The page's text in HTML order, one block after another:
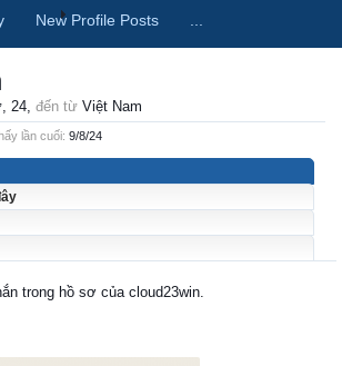
viên cloud23win
24, đến từ Việt Nam
lần cuối: 9/8/24
trong hồ sơ của cloud23win.
New Profile Posts